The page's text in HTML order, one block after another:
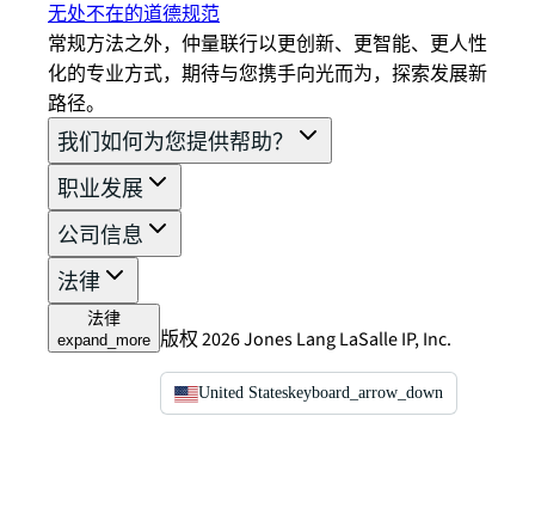
无处不在的道德规范
常规方法之外，仲量联行以更创新、更智能、更人性
化的专业方式，期待与您携手向光而为，探索发展新
路径。
我们如何为您提供帮助？
职业发展
公司信息
法律
法律
expand_more 版权 2026 Jones Lang LaSalle IP, Inc.
United Stateskeyboard_arrow_down